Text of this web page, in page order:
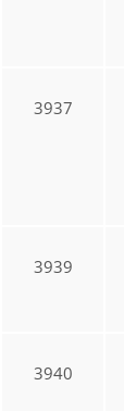
3937
3939
3940